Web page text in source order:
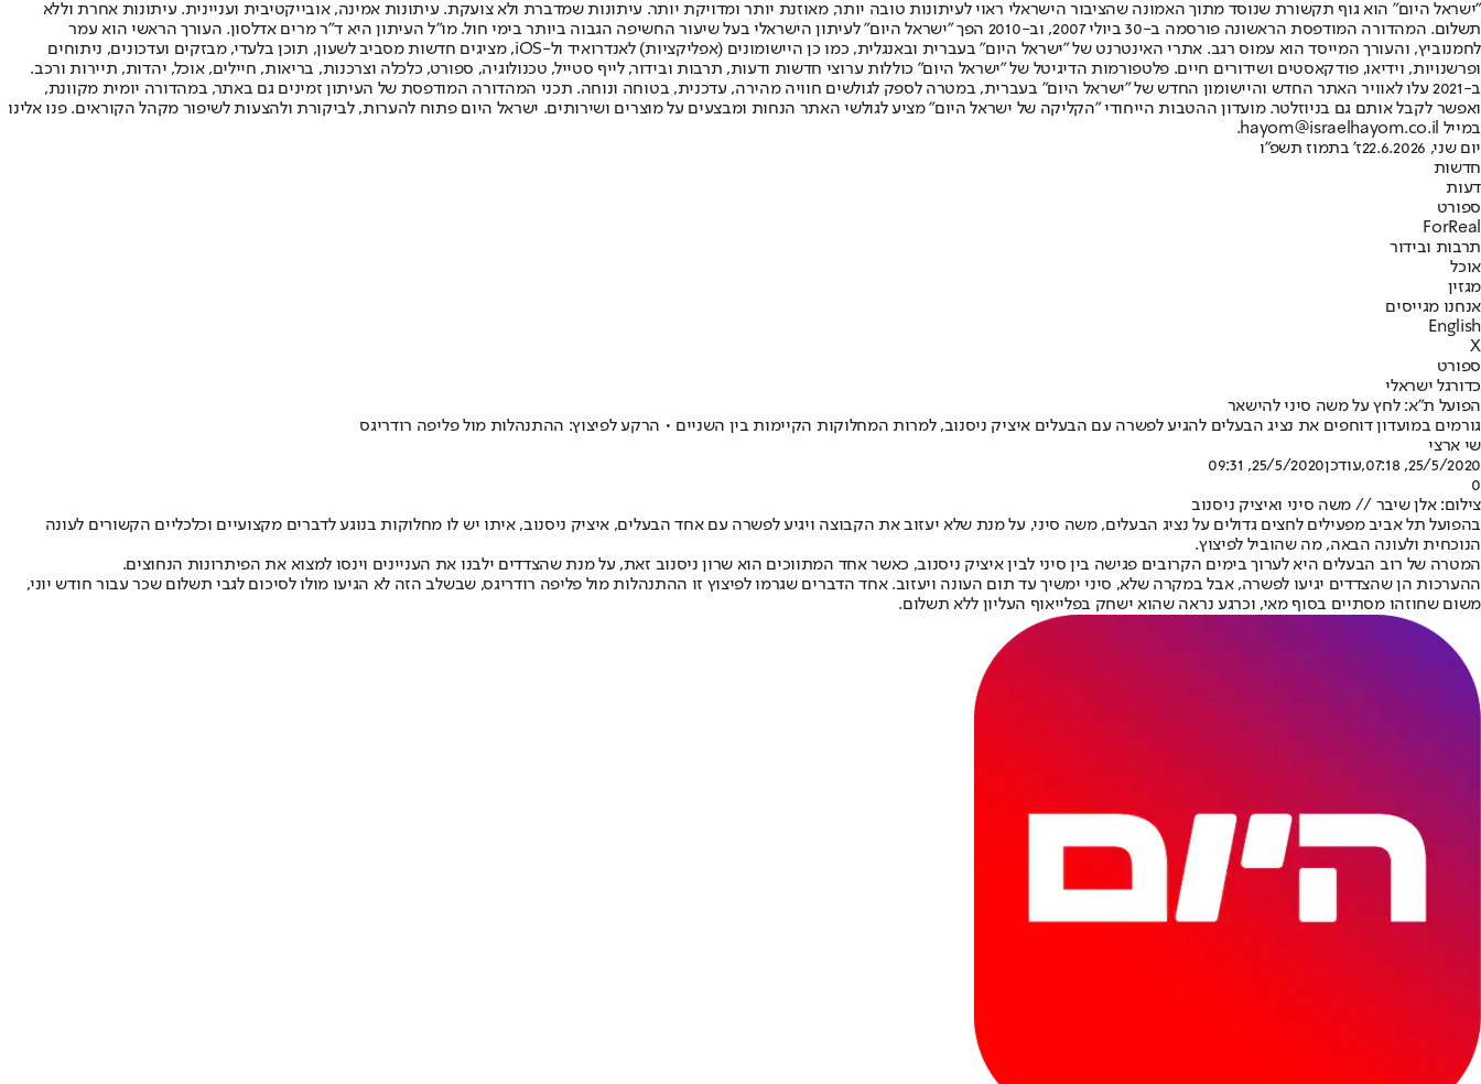
"ישראל היום" הוא גוף תקשורת שנוסד מתוך האמונה שהציבור הישראלי ראוי לעיתונות טובה יותר, מאוזנת יותר ומדויקת יותר. עיתונות שמדברת ולא צועקת. עיתונות אמינה, אובייקטיבית ועניינית. עיתונות אחרת וללא
תשלום. המהדורה המודפסת הראשונה פורסמה ב-30 ביולי 2007, וב-2010 הפך "ישראל היום" לעיתון הישראלי בעל שיעור החשיפה הגבוה ביותר בימי חול. מו"ל העיתון היא ד"ר מרים אדלסון. העורך הראשי הוא עמר
לחמנוביץ, והעורך המייסד הוא עמוס רגב. אתרי האינטרנט של "ישראל היום" בעברית ובאנגלית, כמו כן היישומונים (אפליקציות) לאנדרואיד ול-iOS, מציגים חדשות מסביב לשעון, תוכן בלעדי, מבזקים ועדכונים, ניתוחים
ופרשנויות, וידיאו, פודקאסטים ושידורים חיים. פלטפורמות הדיגיטל של "ישראל היום" כוללות ערוצי חדשות ודעות, תרבות ובידור, לייף סטייל, טכנולוגיה, ספורט, כלכלה וצרכנות, בריאות, חיילים, אוכל, יהדות, תיירות ורכב.
ב-2021 עלו לאוויר האתר החדש והיישומון החדש של "ישראל היום" בעברית, במטרה לספק לגולשים חוויה מהירה, עדכנית, בטוחה ונוחה. תכני המהדורה המודפסת של העיתון זמינים גם באתר, במהדורה יומית מקוונת,
ואפשר לקבל אותם גם בניוזלטר. מועדון ההטבות הייחודי "הקליקה של ישראל היום" מציע לגולשי האתר הנחות ומבצעים על מוצרים ושירותים. ישראל היום פתוח להערות, לביקורת ולהצעות לשיפור מקהל הקוראים. פנו אלינו
במייל hayom@israelhayom.co.il.
יום שני, 22.6.2026
ז' בתמוז תשפ"ו
חדשות
דעות
ספורט
ForReal
תרבות ובידור
אוכל
מגזין
אנחנו מגייסים
English
X
ספורט
כדורגל ישראלי
הפועל ת"א: לחץ על משה סיני להישאר
גורמים במועדון דוחפים את נציג הבעלים להגיע לפשרה עם הבעלים איציק ניסנוב, למרות המחלוקות הקיימות בין השניים • הרקע לפיצוץ: ההתנהלות מול פליפה רודריגס
שי ארצי
25/5/2020, 07:18
,עודכן25/5/2020, 09:31
0
צילום: אלן שיבר // משה סיני ואיציק ניסנוב
בהפועל תל אביב מפעילים לחצים גדולים על נציג הבעלים, משה סיני, על מנת שלא יעזוב את הקבוצה ויגיע לפשרה עם אחד הבעלים, איציק ניסנוב, איתו יש לו מחלוקות בנוגע לדברים מקצועיים וכלכליים הקשורים לעונה
הנוכחית ולעונה הבאה, מה שהוביל לפיצוץ.
המטרה של רוב הבעלים היא לערוך בימים הקרובים פגישה בין סיני לבין איציק ניסנוב, כאשר אחד המתווכים הוא שרון ניסנוב זאת, על מנת שהצדדים ילבנו את העניינים וינסו למצוא את הפיתרונות הנחוצים.
ההערכות הן שהצדדים יגיעו לפשרה, אבל במקרה שלא, סיני ימשיך עד תום העונה ויעזוב. אחד הדברים שגרמו לפיצוץ זו ההתנהלות מול פליפה רודריגס, שבשלב הזה לא הגיעו מולו לסיכום לגבי תשלום שכר עבור חודש יוני,
משום שחוזהו מסתיים בסוף מאי, וכרגע נראה שהוא ישחק בפלייאוף העליון ללא תשלום.